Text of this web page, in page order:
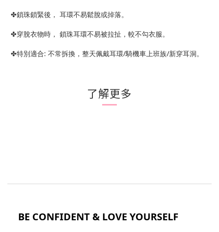
✤鎖珠鎖緊後， 耳環不易鬆脫或掉落。
✤穿脫衣物時， 鎖珠耳環不易被拉扯，較不勾衣服。
✤特別適合: 不常拆換，整天佩戴耳環/騎機車上班族/新穿耳洞。
了解更多
BE CONFIDENT & LOVE YOURSELF